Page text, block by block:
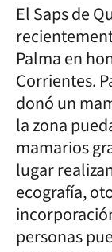
El Saps de
Palma en
Corrientes.
donó un
la zona
mamarios
lugar
ecografía,
personas